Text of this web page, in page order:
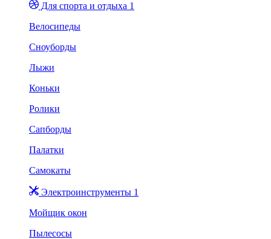
Для спорта и отдыха 1
Велосипеды
Сноуборды
Лыжи
Коньки
Ролики
Сапборды
Палатки
Самокаты
Электроинструменты 1
Мойщик окон
Пылесосы